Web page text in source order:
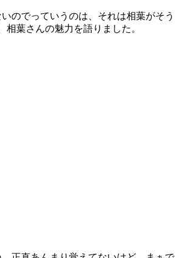
のでっていうのは、それは相葉がそう
葉さんの魅力を語りました。